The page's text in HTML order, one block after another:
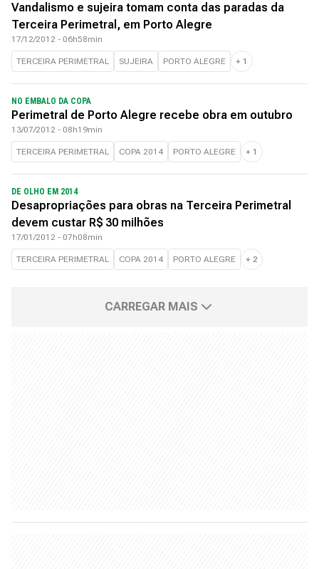
Vandalismo e sujeira tomam conta das paradas da
Terceira Perimetral, em Porto Alegre
17/12/2012 - 06h58min
TERCEIRA PERIMETRAL SUJEIRA PORTO ALEGRE + 1
NO EMBALO DA COPA
Perimetral de Porto Alegre recebe obra em outubro
13/07/2012 - 08h19min
TERCEIRA PERIMETRAL COPA 2014 PORTO ALEGRE + 1
DE OLHO EM 2014
Desapropriações para obras na Terceira Perimetral
devem custar R$ 30 milhões
17/01/2012 - 07h08min
TERCEIRA PERIMETRAL COPA 2014 PORTO ALEGRE + 2
CARREGAR MAIS